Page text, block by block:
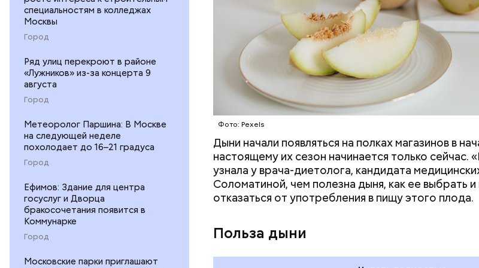
специальностям в колледжах
Москвы
Город
Ряд улиц перекроют в районе
«Лужников» из-за концерта 9
августа
Город
Метеоролог Паршина: В Москве
на следующей неделе
похолодает до 16–21 градуса
Город
Ефимов: Здание для центра
госуслуг и Дворца
бракосочетания появится в
Коммунарке
Город
Московские парки приглашают
Фото: Pexels
Дыни начали появляться на полках магазинов в
настоящему их сезон начинается только сейчас.
узнала у врача-диетолога, кандидата
Соломатиной, чем полезна дыня, как ее выбрать и
отказаться от употребления в пищу этого плода.
Польза дыни
— Если человек уже болеет мочекаменной
рекомендуется. При артрите, гастрите,
раздраженного кишечника, язвах и панкреатите
исключить из рациона, — предупредила врач. —
повышению кислотности желудка и раздражать